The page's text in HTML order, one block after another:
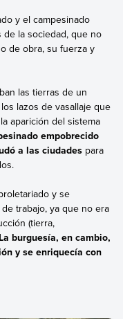
y el campesinado
de la sociedad, que no
de obra, su fuerza y
las tierras de un
lazos de vasallaje que
aparición del sistema
empobrecido
a las ciudadespara
y se
trabajo, ya que no era
(tierra,
La burguesía, en cambio,
y se enriquecía con